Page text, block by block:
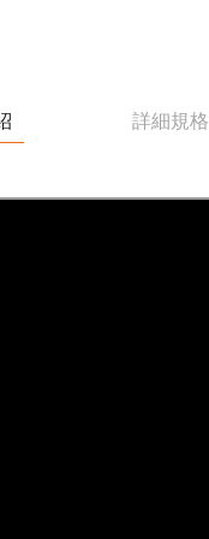
詳細規格